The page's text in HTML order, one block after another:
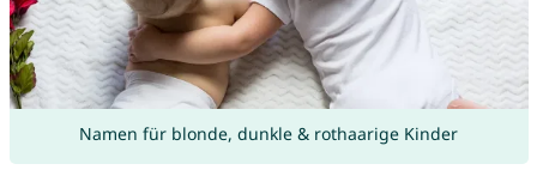
Namen für blonde, dunkle & rothaarige Kinder